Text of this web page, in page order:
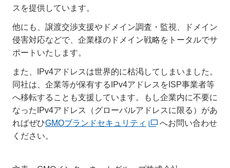
スを提供しています。
他にも、譲渡交渉支援やドメイン調査・監視、ドメイン
侵害対応などで、企業様のドメイン戦略をトータルでサ
ポートいたします。
また、IPv4アドレスは世界的に枯渇してしまいました。
同社は、企業等が保有するIPv4アドレスをISP事業者等
へ移転することも支援しています。もし企業内に不要に
なったIPv4アドレス（グローバルアドレスに限る）があ
ればぜひGMOブランドセキュリティ
へお問い合わせ
ください。